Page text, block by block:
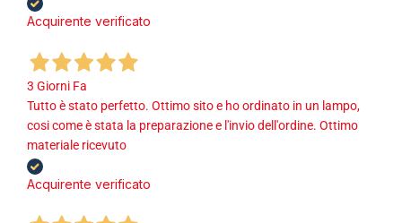
Acquirente verificato
3 Giorni Fa
Tutto è stato perfetto. Ottimo sito e ho ordinato in un lampo,
cosi come è stata la preparazione e l'invio dell'ordine. Ottimo
materiale ricevuto
Acquirente verificato